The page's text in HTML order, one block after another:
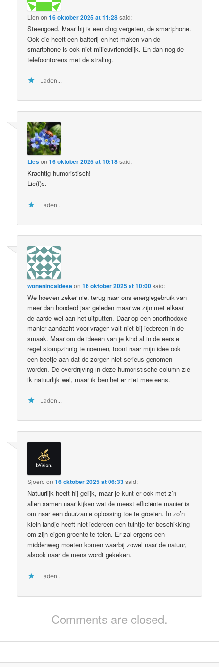
Lien on16 oktober 2025 at 11:28said:
Steengoed. Maar hij is een ding vergeten, de smartphone.
Ook die heeft een batterij en het maken van de
smartphone is ook niet milieuvriendelijk. En dan nog de
telefoontorens met de straling.
Laden...
LIeson16 oktober 2025 at 10:18said:
Krachtig humoristisch!
Lie(f)s.
Laden...
wonenincaldeseon16 oktober 2025 at 10:00said:
We hoeven zeker niet terug naar ons energiegebruik van
meer dan honderd jaar geleden maar we zijn met elkaar
de aarde wel aan het uitputten. Daar op een onorthodoxe
manier aandacht voor vragen valt niet bij iedereen in de
smaak. Maar om de ideeën van je kind al in de eerste
regel stompzinnig te noemen, toont naar mijn idee ook
een beetje aan dat de zorgen niet serieus genomen
worden. De overdrijving in deze humoristische column zie
ik natuurlijk wel, maar ik ben het er niet mee eens.
Laden...
Sjoerd on16 oktober 2025 at 06:33said:
Natuurlijk heeft hij gelijk, maar je kunt er ook met z’n
allen samen naar kijken wat de meest efficiënte manier is
om naar een duurzame oplossing toe te groeien. In zo’n
klein landje heeft niet iedereen een tuintje ter beschikking
om zijn eigen groente te telen. Er zal ergens een
middenweg moeten komen waarbij zowel naar de natuur,
alsook naar de mens wordt gekeken.
Laden...
Comments are closed.